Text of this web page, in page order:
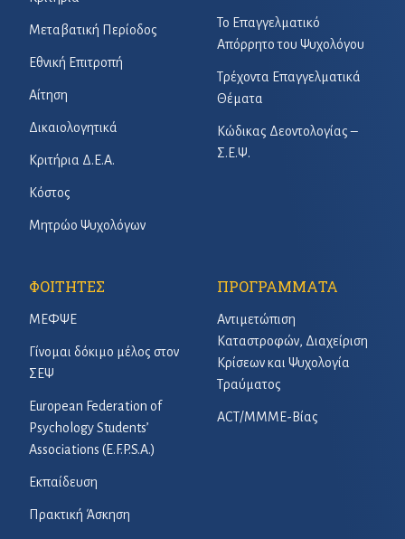
Το Επαγγελματικό
Απόρρητο του Ψυχολόγου
Τρέχοντα Επαγγελματικά
Θέματα
Κώδικας Δεοντολογίας –
Σ.Ε.Ψ.
Μεταβατική Περίοδος
Εθνική Επιτροπή
Αίτηση
Δικαιολογητικά
Κριτήρια Δ.Ε.Α.
Κόστος
Μητρώο Ψυχολόγων
ΦΟΙΤΗΤΕΣ
ΜΕΦΨΕ
Γίνομαι δόκιμο μέλος στον
ΣΕΨ
European Federation of
Psychology Students’
Associations (E.F.P.S.A.)
Εκπαίδευση
Πρακτική Άσκηση
ΠΡΟΓΡΑΜΜΑΤΑ
Αντιμετώπιση
Καταστροφών, Διαχείριση
Κρίσεων και Ψυχολογία
Τραύματος
ACT/ΜΜΜΕ-Βίας